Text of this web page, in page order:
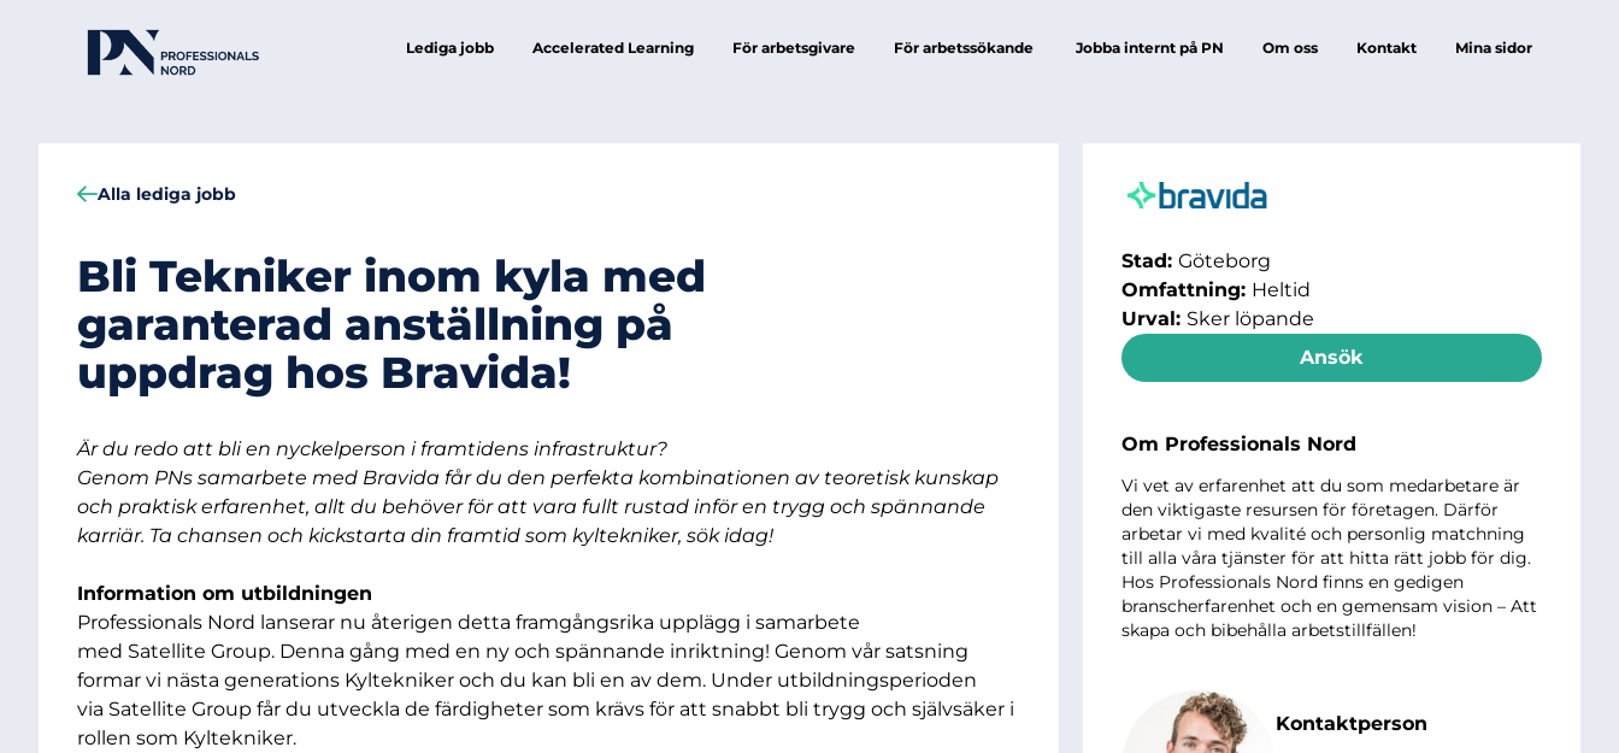
Lediga jobb Accelerated Learning För arbetsgivare För arbetssökande Jobba internt på PN Om oss Kontakt Mina sidor
Alla lediga jobb
Bli Tekniker inom kyla med
garanterad anställning på
uppdrag hos Bravida!
Är du redo att bli en nyckelperson i framtidens infrastruktur?
Genom PNs samarbete med Bravida får du den perfekta kombinationen av teoretisk kunskap
och praktisk erfarenhet, allt du behöver för att vara fullt rustad inför en trygg och spännande
karriär. Ta chansen och kickstarta din framtid som kyltekniker, sök idag!
Information om utbildningen
Professionals Nord lanserar nu återigen detta framgångsrika upplägg i samarbete
med Satellite Group. Denna gång med en ny och spännande inriktning! Genom vår satsning
formar vi nästa generations Kyltekniker och du kan bli en av dem. Under utbildningsperioden
via Satellite Group får du utveckla de färdigheter som krävs för att snabbt bli trygg och självsäker i
rollen som Kyltekniker.
Stad: Göteborg
Omfattning: Heltid
Urval: Sker löpande
Ansök
Om Professionals Nord
Vi vet av erfarenhet att du som medarbetare är
den viktigaste resursen för företagen. Därför
arbetar vi med kvalité och personlig matchning
till alla våra tjänster för att hitta rätt jobb för dig.
Hos Professionals Nord finns en gedigen
branscherfarenhet och en gemensam vision – Att
skapa och bibehålla arbetstillfällen!
Kontaktperson